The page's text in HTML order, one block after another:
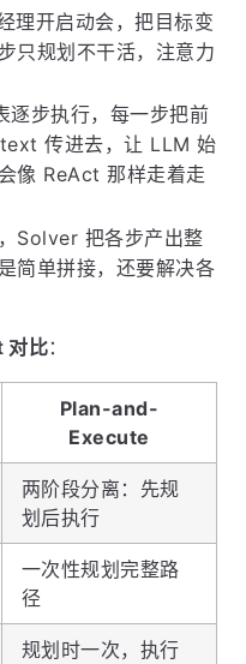
理开启动会，把目标变
只规划不干活，注意力
逐步执行，每一步把前
传进去，让 LLM 始
像 ReAct 那样走着走
Solver 把各步产出整
简单拼接，还要解决各
对比：
Plan-and-
Execute
两阶段分离：先规
划后执行
一次性规划完整路
径
规划时一次，执行